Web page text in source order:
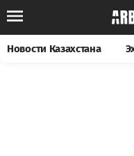
Новости Казахстана